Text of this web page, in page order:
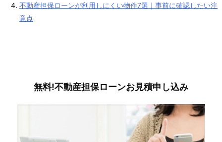
不動産担保ローンが利用しにくい物件7選｜事前に確認したい注
意点
無料!不動産担保ローンお見積申し込み